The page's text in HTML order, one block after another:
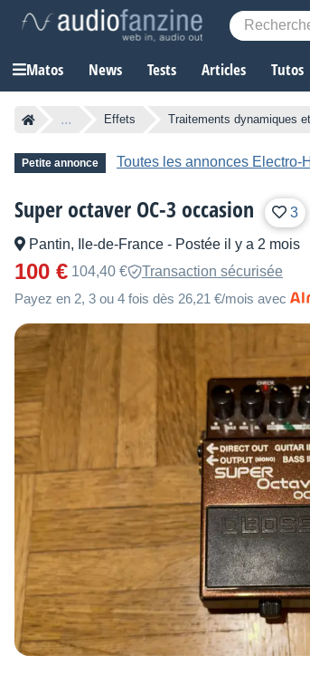
Matos News Tests Articles Tutos
... Effets Traitements dynamiques
Petite annonce Toutes les annonces Electro-
Super octaver OC-3 occasion 3
Pantin, Ile-de-France - Postée il y a 2 mois
100 € 104,40 €
Transaction sécurisée
Payez en 2, 3 ou 4 fois dès 26,21 €/mois avec